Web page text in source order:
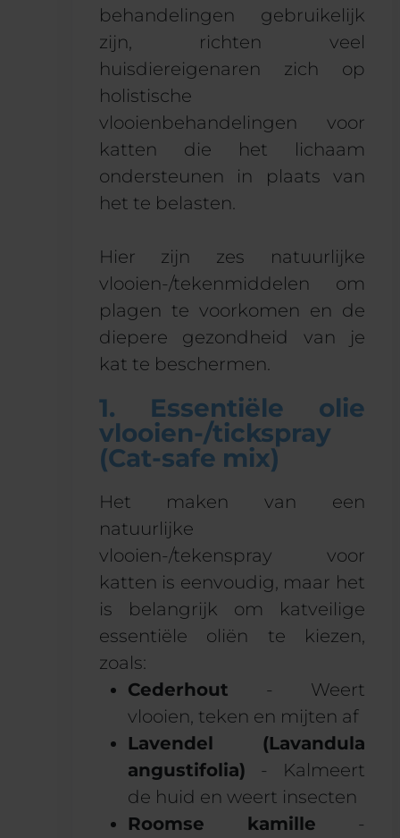
behandelingen gebruikelijk
zijn, richten veel
huisdiereigenaren zich op
holistische
vlooienbehandelingen voor
katten die het lichaam
ondersteunen in plaats van
het te belasten.
Hier zijn zes natuurlijke
vlooien-/tekenmiddelen om
plagen te voorkomen en de
diepere gezondheid van je
kat te beschermen.
1. Essentiële olie
vlooien-/tickspray
(Cat-safe mix)
Het maken van een
natuurlijke
vlooien-/tekenspray voor
katten is eenvoudig, maar het
is belangrijk om katveilige
essentiële oliën te kiezen,
zoals:
Cederhout - Weert
vlooien, teken en mijten af
Lavendel (Lavandula
angustifolia) - Kalmeert
de huid en weert insecten
Roomse kamille -